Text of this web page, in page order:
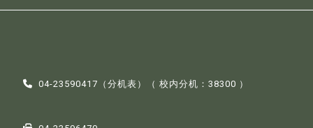
04-23590417（分机表 ）（ 校内分机：38300 ）